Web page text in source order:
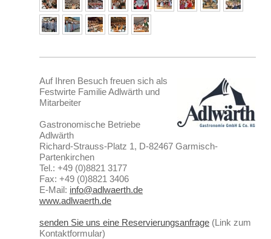
Auf Ihren Besuch freuen sich als
Festwirte Familie Adlwärth und
Mitarbeiter
Gastronomische Betriebe
Adlwärth
Richard-Strauss-Platz 1, D-82467 Garmisch-
Partenkirchen
Tel.: +49 (0)8821 3177
Fax: +49 (0)8821 3406
E-Mail: info@adlwaerth.de
www.adlwaerth.de
senden Sie uns eine Reservierungsanfrage (Link zum
Kontaktformular)